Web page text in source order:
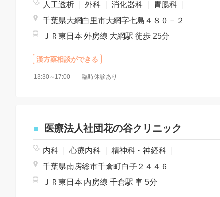
人工透析 外科 消化器科 胃腸科
千葉県大網白里市大網字七島４８０－２
ＪＲ東日本 外房線 大網駅 徒歩 25分
漢方薬相談ができる
13:30～17:00 臨時休診あり
医療法人社団花の谷クリニック
内科 心療内科 精神科・神経科
千葉県南房総市千倉町白子２４４６
ＪＲ東日本 内房線 千倉駅 車 5分